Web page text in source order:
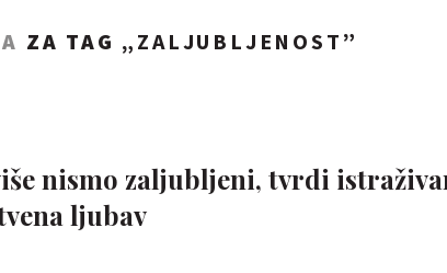
ZA TAG „ ZALJUBLJENOST ”
nismo zaljubljeni, tvrdi
ljubav